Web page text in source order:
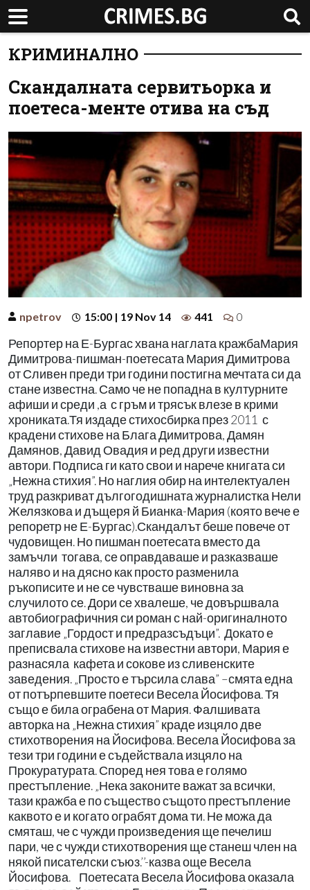
КРИМИНАЛНО
Скандалната сервитьорка и
поетеса-менте отива на съд
npetrov 15:00 | 19 Nov 14 441 0
Репортер на Е-Бургас хвана наглата кражбаМария
Димитрова-пишман-поетесата Мария Димитрова
от Сливен преди три години постигна мечтата си да
стане известна. Само че не попадна в културните
афиши и среди ,а с гръм и трясък влезе в крими
хрониката.Тя издаде стихосбирка през 2011 с
крадени стихове на Блага Димитрова, Дамян
Дамянов, Давид Овадия и ред други известни
автори. Подписа ги като свои и нарече книгата си
„Нежна стихия”. Но наглия обир на интелектуален
труд разкриват дългогодишната журналистка Нели
Желязкова и дъщеря й Бианка-Мария (която вече е
репоретр не Е-Бургас).Скандалът беше повече от
чудовищен. Но пишман поетесата вместо да
замъчли тогава, се оправдаваше и разказваше
наляво и на дясно как просто разменила
ръкописите и не се чувстваше виновна за
случилото се. Дори се хвалеше, че довършвала
автобиографичния си роман с най-оригиналното
заглавие „Гордост и предразсъдъци”. Докато е
преписвала стихове на известни автори, Мария е
разнасяла кафета и сокове из сливенските
заведения. „Просто е търсила слава” –смята една
от потърпевшите поетеси Весела Йосифова. Тя
също е била ограбена от Мария. Фалшивата
авторка на „Нежна стихия” краде изцяло две
стихотворения на Йосифова. Весела Йосифова за
тези три години е съдействала изцяло на
Прокуратурата. Според нея това е голямо
престъпление. „Нека законите важат за всички,
тази кражба е по същество същото престъпление
каквото е и когато ограбят дома ти. Не можа да
смяташ, че с чужди произведения ще печелиш
пари, че с чужди стихотворения ще станеш член на
някой писателски съюз.’’-казва още Весела
Йосифова. Поетесата Весела Йосифова оказала